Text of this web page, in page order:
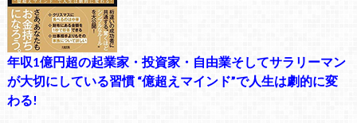
年収1億円超の起業家・投資家・自由業そしてサラリーマン
が大切にしている習慣 “億超えマインド”で人生は劇的に変
わる!